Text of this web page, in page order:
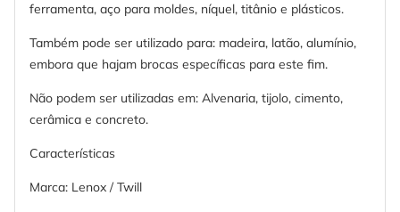
ferramenta, aço para moldes, níquel, titânio e plásticos.
Também pode ser utilizado para: madeira, latão, alumínio,
embora que hajam brocas específicas para este fim.
Não podem ser utilizadas em: Alvenaria, tijolo, cimento,
cerâmica e concreto.
Características
Marca: Lenox / Twill